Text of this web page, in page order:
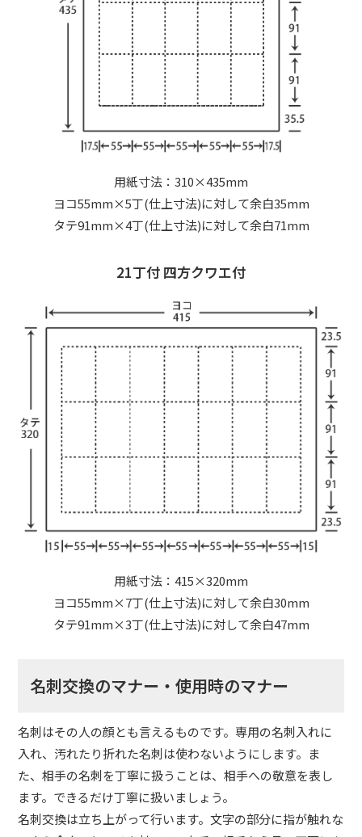
用紙寸法：310×435mm
ヨコ55mm×5丁(仕上寸法)に対して余白35mm
タテ91mm×4丁(仕上寸法)に対して余白71mm
21丁付 四方クワエ付
用紙寸法：415×320mm
ヨコ55mm×7丁(仕上寸法)に対して余白30mm
タテ91mm×3丁(仕上寸法)に対して余白47mm
名刺交換のマナー・使用時のマナー
名刺はその人の顔とも言えるものです。専用の名刺入れに
入れ、汚れたり折れた名刺は使わないようにします。ま
た、相手の名刺を丁寧に扱うことは、相手への敬意を表し
ます。できるだけ丁寧に扱いましょう。
名刺交換は立ち上がって行います。文字の部分に指が触れな